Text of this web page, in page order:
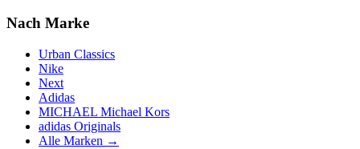
Nach Marke
Urban Classics
Nike
Next
Adidas
MICHAEL Michael Kors
adidas Originals
Alle Marken →